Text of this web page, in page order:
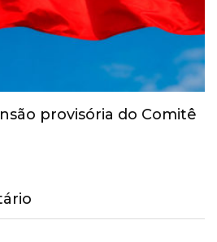
provisória do Comitê